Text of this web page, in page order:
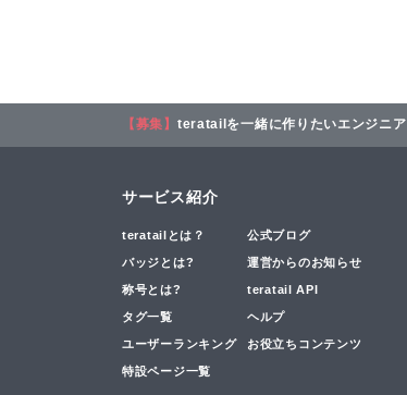
【募集】 teratailを一緒に作りたいエンジニア
サービス紹介
teratailとは？ 公式ブログ
バッジとは? 運営からのお知らせ
称号とは? teratail API
タグ一覧 ヘルプ
ユーザーランキング お役立ちコンテンツ
特設ページ一覧